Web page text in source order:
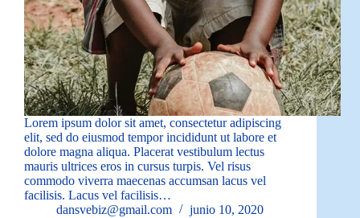
Lorem ipsum dolor sit amet, consectetur adipiscing
elit, sed do eiusmod tempor incididunt ut labore et
dolore magna aliqua. Placerat vestibulum lectus
mauris ultrices eros in cursus turpis. Vel risus
commodo viverra maecenas accumsan lacus vel
facilisis. Lacus vel facilisis…
dansvebiz@gmail.com
junio 10, 2020